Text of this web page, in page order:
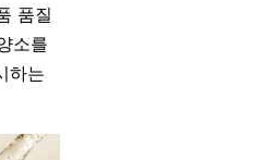
품질
소를
하는